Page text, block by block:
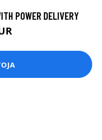
POWER DELIVERY